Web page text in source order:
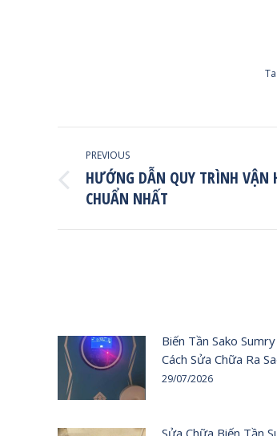
POST
NAVIGATION
PREVIOUS
Previous
post:
HƯỚNG DẪN QUY TRÌNH VẬN
CHUẨN NHẤT
Biến Tần Sako
Cách Sửa Chữa Ra
29/07/2026
Sửa Chữa Biến Tần